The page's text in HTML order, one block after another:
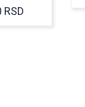
RSD